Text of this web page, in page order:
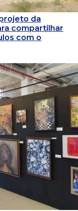
da
compartilhar
com o